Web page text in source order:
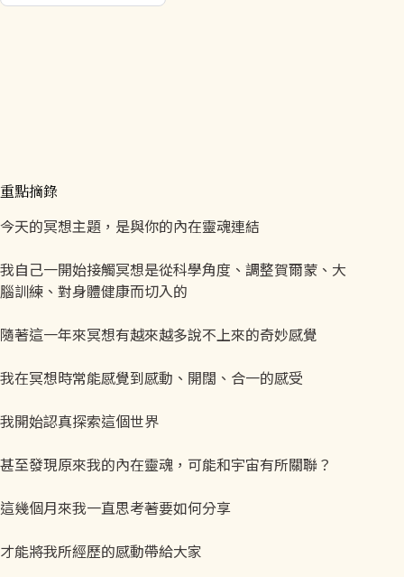
重點摘錄
今天的冥想主題，是與你的內在靈魂連結
我自己一開始接觸冥想是從科學角度、調整賀爾蒙、大
腦訓練、對身體健康而切入的
隨著這一年來冥想有越來越多說不上來的奇妙感覺
我在冥想時常能感覺到感動、開闊、合一的感受
我開始認真探索這個世界
甚至發現原來我的內在靈魂，可能和宇宙有所關聯？
這幾個月來我一直思考著要如何分享
才能將我所經歷的感動帶給大家